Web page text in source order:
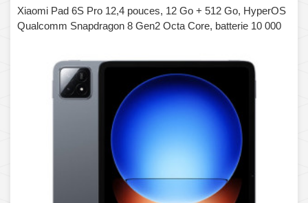
Xiaomi Pad 6S Pro 12,4 pouces, 12 Go + 512 Go, HyperOS
Qualcomm Snapdragon 8 Gen2 Octa Core, batterie 10 000